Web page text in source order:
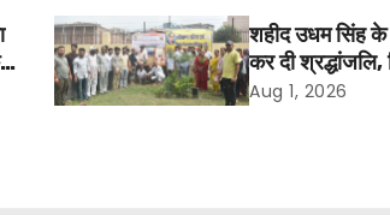
में
शहीद उधम सिंह के
कर दी श्रद्धांजलि,
अवकाश बहाल करने
Aug 1, 2026